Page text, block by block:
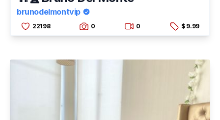
brunodelmontvip
22198 0 0 $ 9.99